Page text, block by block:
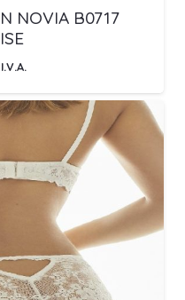
NOVIA B0717
I.V.A.